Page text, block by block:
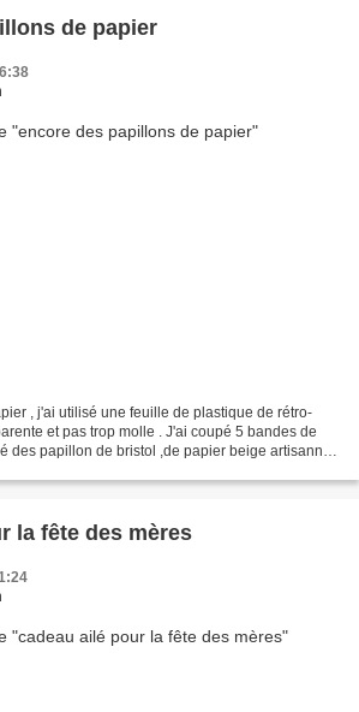
de papier
, j'ai utilisé une feuille de plastique de rétro-
et pas trop molle . J'ai coupé 5 bandes de
des papillon de bristol ,de papier beige artisannal
la fête des mères